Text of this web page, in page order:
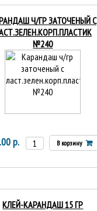
Ч/ГР ЗАТОЧЕНЫЙ С
№240
р. В корзину
КЛЕЙ-КАРАНДАШ 15 ГР